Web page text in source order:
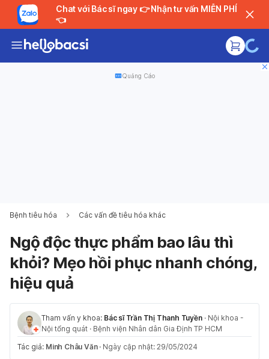
Chat với Bác sĩ ngay 👉 Nhận tư vấn MIỄN PHÍ
👈
Quảng Cáo
Bệnh tiêu hóa Các vấn đề tiêu hóa khác
Ngộ độc thực phẩm bao lâu thì
khỏi? Mẹo hồi phục nhanh chóng,
hiệu quả
Tham vấn y khoa: Bác sĩ Trần Thị Thanh Tuyền · Nội khoa -
Nội tổng quát · Bệnh viện Nhân dân Gia Định TP HCM
Tác giả: Minh Châu Văn · Ngày cập nhật: 29/05/2024